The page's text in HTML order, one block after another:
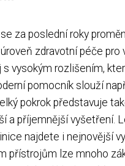
za poslední roky
zdravotní péče
vysokým rozlišením,
pomocník slouží
pokrok představuje
a příjemnější vyšetření.
najdete i nejnovější
přístrojům lze mnoho